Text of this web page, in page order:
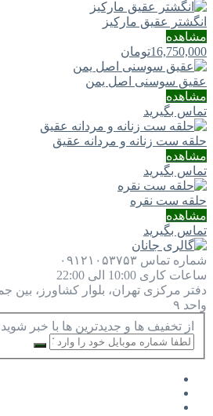
انگشتر عقیق مارکیز
مشاهده
16,750,000تومان
عقیق سوسنی اصل یمن
مشاهده
تماس بگیرید
حلقه ست زنانه و مردانه عقیق
مشاهده
تماس بگیرید
حلقه ست نقره
مشاهده
تماس بگیرید
شماره تماس ۰۹۱۲۱۰۵۳۷۵۳
ساعات کاری 10:00 الی 22:00
دفتر مرکزی
واحد ۹
از تخفیف ها و جدیدترین ها با خبر